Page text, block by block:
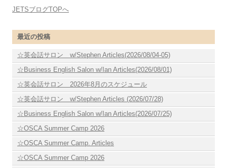
JETSブログTOPへ
最近の投稿
☆英会話サロン w/Stephen Articles(2026/08/04-05)
☆Business English Salon w/Ian Articles(2026/08/01)
☆英会話サロン 2026年8月のスケジュール
☆英会話サロン w/Stephen Articles (2026/07/28)
☆Business English Salon w/Ian Articles(2026/07/25)
☆OSCA Summer Camp 2026
☆OSCA Summer Camp. Articles
☆OSCA Summer Camp 2026